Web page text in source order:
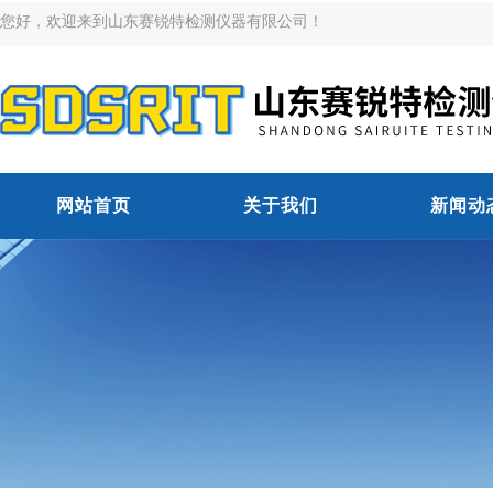
您好，欢迎来到山东赛锐特检测仪器有限公司！
网站首页 关于我们 新闻动